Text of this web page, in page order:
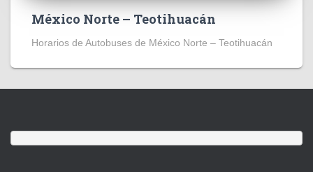
México Norte – Teotihuacán
Horarios de Autobuses de México Norte – Teotihuacán